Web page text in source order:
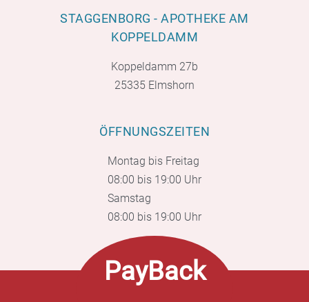
STAGGENBORG - APOTHEKE AM
KOPPELDAMM
Koppeldamm 27b
25335 Elmshorn
ÖFFNUNGSZEITEN
Montag bis Freitag
08:00 bis 19:00 Uhr
Samstag
08:00 bis 19:00 Uhr
PayBack